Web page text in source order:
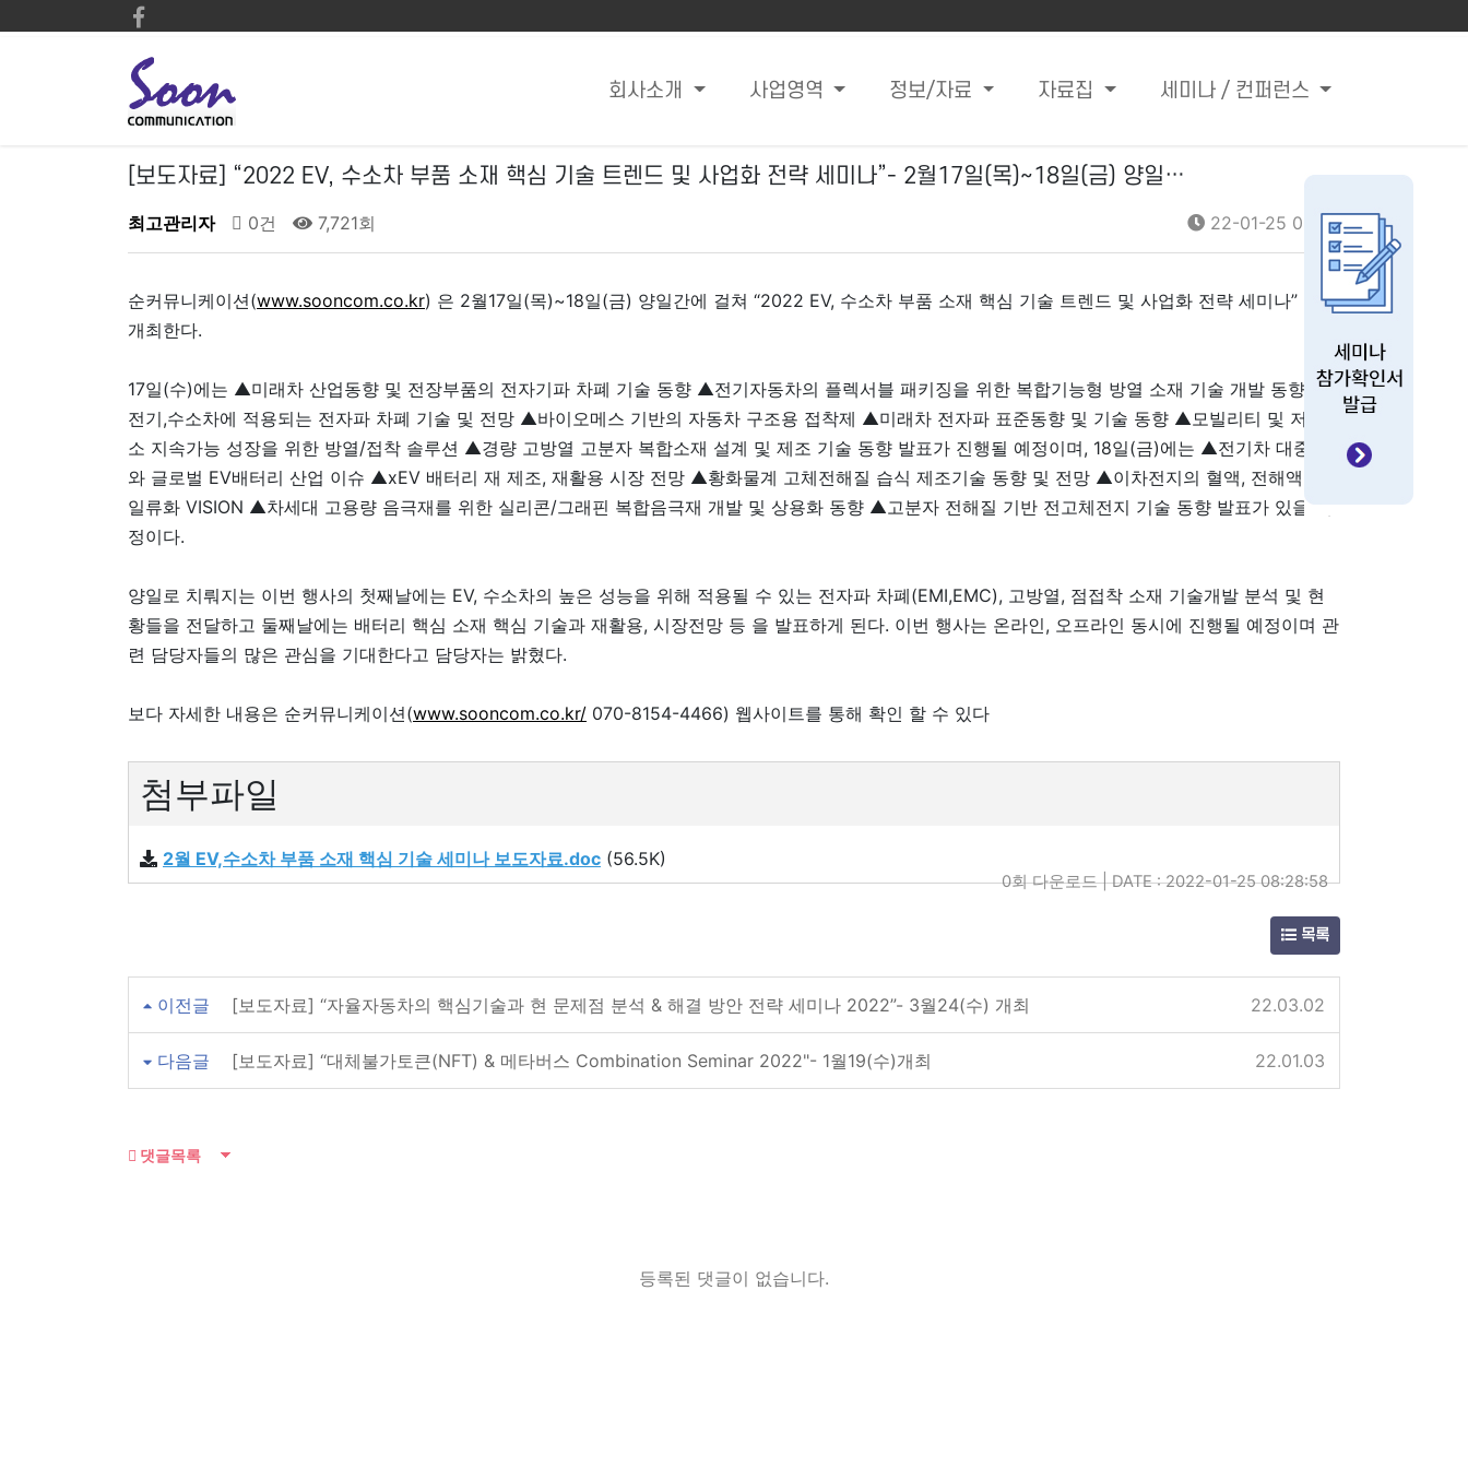
회사소개 사업영역 정보/자료 자료집 세미나 / 컨퍼런스
[보도자료] “2022 EV, 수소차 부품 소재 핵심 기술 트렌드 및 사업화 전략 세미나”- 2월17일(목)~18일(금) 양일…
최고관리자 0건 7,721회 22-01-25 08:28
순커뮤니케이션(www.sooncom.co.kr) 은 2월17일(목)~18일(금) 양일간에 걸쳐 “2022 EV, 수소차 부품 소재 핵심 기술 트렌드 및 사업화 전략 세미나” 를
개최한다.
17일(수)에는 ▲미래차 산업동향 및 전장부품의 전자기파 차폐 기술 동향 ▲전기자동차의 플렉서블 패키징을 위한 복합기능형 방열 소재 기술 개발 동향 ▲
전기,수소차에 적용되는 전자파 차폐 기술 및 전망 ▲바이오메스 기반의 자동차 구조용 접착제 ▲미래차 전자파 표준동향 및 기술 동향 ▲모빌리티 및 저탄
소 지속가능 성장을 위한 방열/접착 솔루션 ▲경량 고방열 고분자 복합소재 설계 및 제조 기술 동향 발표가 진행될 예정이며, 18일(금)에는 ▲전기차 대중화
와 글로벌 EV배터리 산업 이슈 ▲xEV 배터리 재 제조, 재활용 시장 전망 ▲황화물계 고체전해질 습식 제조기술 동향 및 전망 ▲이차전지의 혈액, 전해액의
일류화 VISION ▲차세대 고용량 음극재를 위한 실리콘/그래핀 복합음극재 개발 및 상용화 동향 ▲고분자 전해질 기반 전고체전지 기술 동향 발표가 있을 예
정이다.
양일로 치뤄지는 이번 행사의 첫째날에는 EV, 수소차의 높은 성능을 위해 적용될 수 있는 전자파 차폐(EMI,EMC), 고방열, 점접착 소재 기술개발 분석 및 현
황들을 전달하고 둘째날에는 배터리 핵심 소재 핵심 기술과 재활용, 시장전망 등 을 발표하게 된다. 이번 행사는 온라인, 오프라인 동시에 진행될 예정이며 관
련 담당자들의 많은 관심을 기대한다고 담당자는 밝혔다.
보다 자세한 내용은 순커뮤니케이션(www.sooncom.co.kr/ 070-8154-4466) 웹사이트를 통해 확인 할 수 있다
첨부파일
2월 EV,수소차 부품 소재 핵심 기술 세미나 보도자료.doc (56.5K)
0회 다운로드 | DATE : 2022-01-25 08:28:58
목록
이전글 [보도자료] “자율자동차의 핵심기술과 현 문제점 분석 & 해결 방안 전략 세미나 2022”- 3월24(수) 개최 22.03.02
다음글 [보도자료] “대체불가토큰(NFT) & 메타버스 Combination Seminar 2022"- 1월19(수)개최 22.01.03
댓글목록
등록된 댓글이 없습니다.